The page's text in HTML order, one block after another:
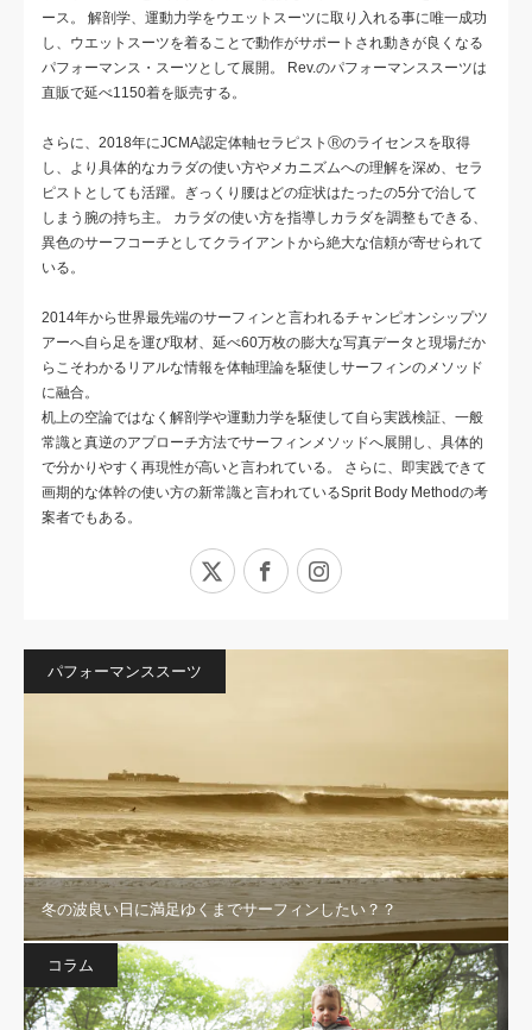
ース。 解剖学、運動力学をウエットスーツに取り入れる事に唯一成功
し、ウエットスーツを着ることで動作がサポートされ動きが良くなる
パフォーマンス・スーツとして展開。 Rev.のパフォーマンススーツは
直販で延べ1150着を販売する。
さらに、2018年にJCMA認定体軸セラピストⓇのライセンスを取得
し、より具体的なカラダの使い方やメカニズムへの理解を深め、セラ
ピストとしても活躍。ぎっくり腰はどの症状はたったの5分で治して
しまう腕の持ち主。 カラダの使い方を指導しカラダを調整もできる、
異色のサーフコーチとしてクライアントから絶大な信頼が寄せられて
いる。
2014年から世界最先端のサーフィンと言われるチャンピオンシップツ
アーへ自ら足を運び取材、延べ60万枚の膨大な写真データと現場だか
らこそわかるリアルな情報を体軸理論を駆使しサーフィンのメソッド
に融合。
机上の空論ではなく解剖学や運動力学を駆使して自ら実践検証、一般
常識と真逆のアプローチ方法でサーフィンメソッドへ展開し、具体的
で分かりやすく再現性が高いと言われている。 さらに、即実践できて
画期的な体幹の使い方の新常識と言われているSprit Body Methodの考
案者でもある。
Facebook
パフォーマンススーツ
冬の波良い日に満足ゆくまでサーフィンしたい？？
コラム